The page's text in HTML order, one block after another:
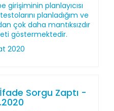
girişiminin planlayıcısı
planladığım ve
çok daha mantıksızdır
göstermektedir.
2020
Sorgu Zaptı -